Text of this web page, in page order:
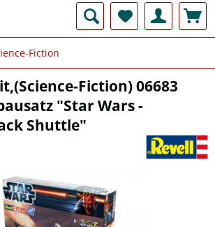
Fiction
Fiction) 06683
"Star Wars -
Shuttle"